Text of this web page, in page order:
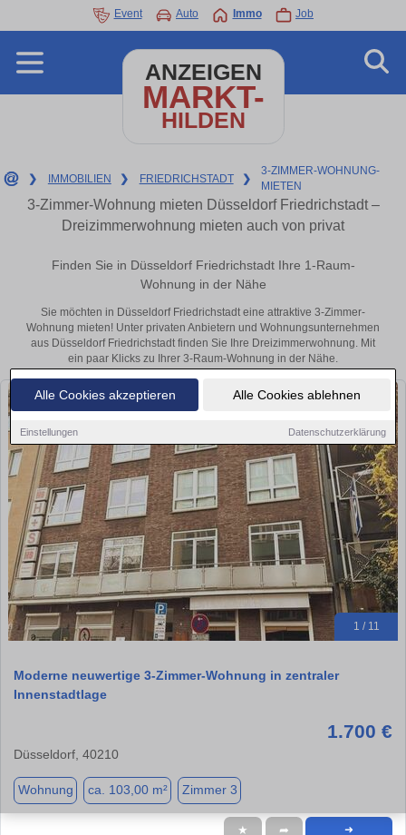
Alle Cookies akzeptieren Alle Cookies ablehnen
Einstellungen Datenschutzerklärung
Event Auto Immo Job
ANZEIGEN
MARKT-
HILDEN
❯ IMMOBILIEN ❯ FRIEDRICHSTADT ❯
3-ZIMMER-WOHNUNG-
MIETEN
3-Zimmer-Wohnung mieten Düsseldorf Friedrichstadt –
Dreizimmerwohnung mieten auch von privat
Finden Sie in Düsseldorf Friedrichstadt Ihre 1-Raum-
Wohnung in der Nähe
Sie möchten in Düsseldorf Friedrichstadt eine attraktive 3-Zimmer-
Wohnung mieten! Unter privaten Anbietern und Wohnungsunternehmen
aus Düsseldorf Friedrichstadt finden Sie Ihre Dreizimmerwohnung. Mit
ein paar Klicks zu Ihrer 3-Raum-Wohnung in der Nähe.
1 / 11
Moderne neuwertige 3-Zimmer-Wohnung in zentraler
Innenstadtlage
1.700 €
Düsseldorf, 40210
Wohnung ca. 103,00 m² Zimmer 3
★ ➦ ➜